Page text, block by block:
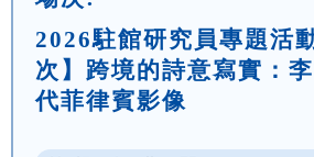
2026駐館研究員專題活
次】跨境的詩意寫實：
代菲律賓影像